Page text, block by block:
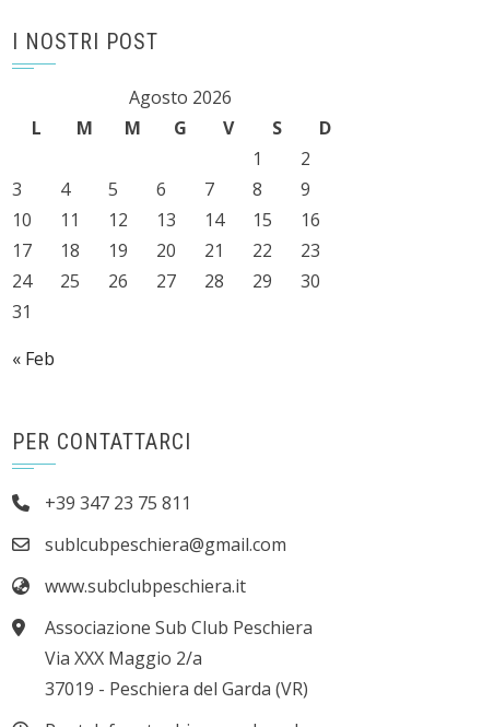
I NOSTRI POST
Agosto 2026
L
M M G V S
D
1
2
3
4 5 6 7 8
9
10
11 12 13 14 15
16
17
18 19 20 21 22
23
24
25 26 27 28 29
30
31
« Feb
PER CONTATTARCI
+39 347 23 75 811
sublcubpeschiera@gmail.com
www.subclubpeschiera.it
Associazione Sub Club Peschiera
Via XXX Maggio 2/a
37019 - Peschiera del Garda (VR)